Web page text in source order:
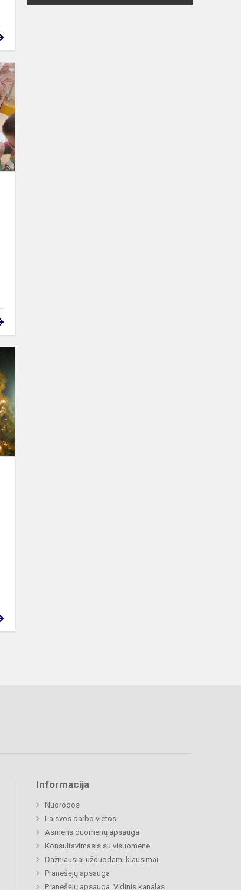
Meduoliais
kvepiančios
Kalėdos
daugiafunkcio
eglutė
–
Jonavos
Kalėd...
Informacija
Nuorodos
Laisvos darbo vietos
Asmens duomenų apsauga
Konsultavimasis su visuomene
Dažniausiai užduodami klausimai
Pranešėjų apsauga
Pranešėjų apsauga. Vidinis kanalas